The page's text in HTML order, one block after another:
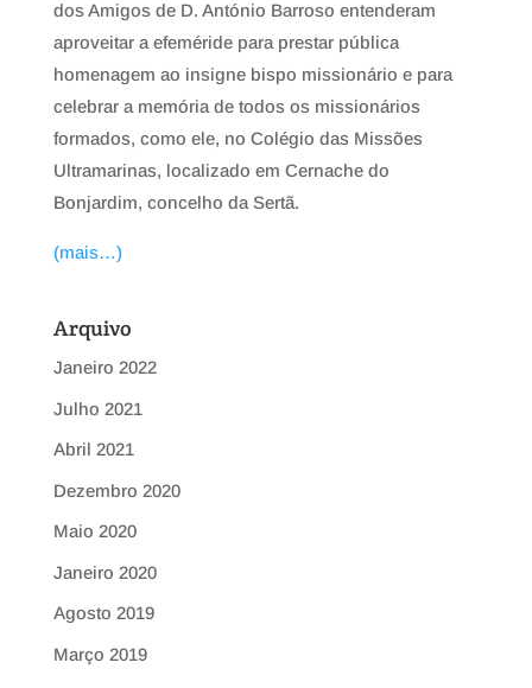
dos Amigos de D. António Barroso entenderam
aproveitar a efeméride para prestar pública
homenagem ao insigne bispo missionário e para
celebrar a memória de todos os missionários
formados, como ele, no Colégio das Missões
Ultramarinas, localizado em Cernache do
Bonjardim, concelho da Sertã.
(mais…)
Arquivo
Janeiro 2022
Julho 2021
Abril 2021
Dezembro 2020
Maio 2020
Janeiro 2020
Agosto 2019
Março 2019